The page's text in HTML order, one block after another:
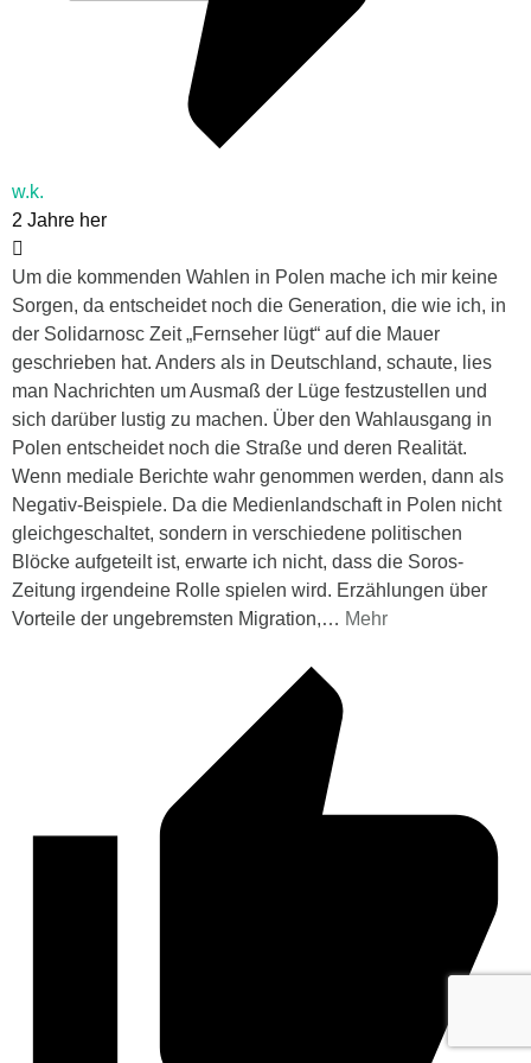
w.k.
2 Jahre her
Um die kommenden Wahlen in Polen mache ich mir keine
Sorgen, da entscheidet noch die Generation, die wie ich, in
der Solidarnosc Zeit „Fernseher lügt“ auf die Mauer
geschrieben hat. Anders als in Deutschland, schaute, lies
man Nachrichten um Ausmaß der Lüge festzustellen und
sich darüber lustig zu machen. Über den Wahlausgang in
Polen entscheidet noch die Straße und deren Realität.
Wenn mediale Berichte wahr genommen werden, dann als
Negativ-Beispiele. Da die Medienlandschaft in Polen nicht
gleichgeschaltet, sondern in verschiedene politischen
Blöcke aufgeteilt ist, erwarte ich nicht, dass die Soros-
Zeitung irgendeine Rolle spielen wird. Erzählungen über
Vorteile der ungebremsten Migration,… Mehr